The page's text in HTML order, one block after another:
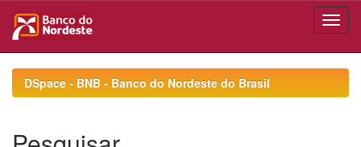
navigationDSpace - BNB - Banco do Nordeste do Brasil